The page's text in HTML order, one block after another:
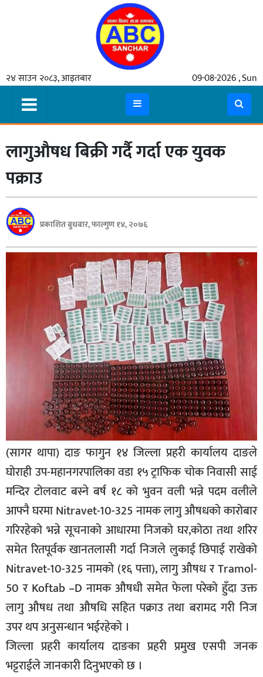
२४ साउन २०८३, आइतबार 09-08-2026 , Sun
समाचार
मुख्य
समाचार
कुटनीती
अर्थ
रसरङ्ग
यौन/
स्वास्थ्य
भिडियो
पत्रपत्रिका
खेलकुद
बिचार
कुराकानी
जीवनशैली
साहित्य
सूचना-
प्रवधि
लागुऔषध बिक्री गर्दै गर्दा एक युवक
पक्राउ
प्रकाशित बुधबार, फाल्गुण १४, २०७६
(सागर थापा) दाङ फागुन १४ जिल्ला प्रहरी कार्यालय दाङले
घोराही उप-महानगरपालिका वडा १५ ट्राफिक चोक निवासी साई
मन्दिर टोलवाट बस्ने बर्ष १८ को भुवन वली भन्ने पदम वलीले
आफ्नै घरमा Nitravet-10-325 नामक लागु औषधको कारोबार
गरिरहेको भन्ने सूचनाको आधारमा निजको घर,कोठा तथा शरिर
समेत रितपूर्वक खानतलासी गर्दा निजले लुकाई छिपाई राखेको
Nitravet-10-325 नामको (१६ पत्ता), लागु औषध र Tramol-
50 र Koftab –D नामक औषधी समेत फेला परेको हुँदा उक्त
लागु औषध तथा औषधि सहित पक्राउ तथा बरामद गरी निज
उपर थप अनुसन्धान भईरहेको ।
जिल्ला प्रहरी कार्यालय दाङका प्रहरी प्रमुख एसपी जनक
भट्टराईले जानकारी दिनुभएको छ ।